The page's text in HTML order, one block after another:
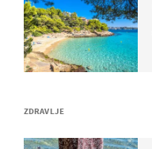
ZDRAVLJE